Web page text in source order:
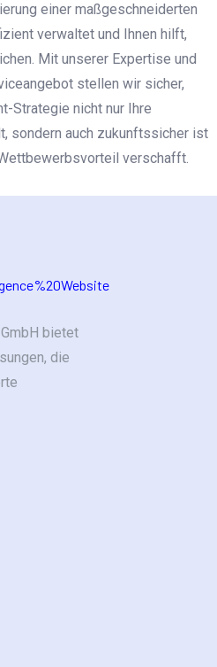
einer maßgeschneiderten
verwaltet und Ihnen hilft,
Mit unserer Expertise und
stellen wir sicher,
Strategie nicht nur Ihre
sondern auch zukunftssicher ist
verschafft.
bietet
die